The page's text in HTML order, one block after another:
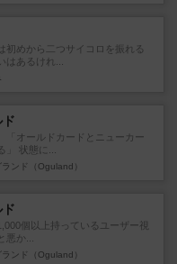
初めから二つサイコロを振れる
はあるけれ...
「オールドカードとニューカー
」 状態に...
ンド（Oguland）
個以上持っているユーザー視
悪か...
ンド（Oguland）